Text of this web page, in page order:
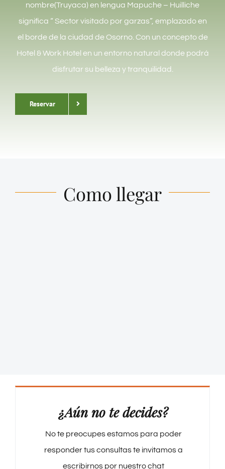
nombre(Truyaca) en lengua Mapuche – Huilliche
significa “ Sector visitado por garzas”, emplazado en
el borde de la ciudad de Osorno. Con un concepto de
Hotel & Work Hotel en un entorno natural donde podrá
disfrutar su belleza y tranquilidad.
Reservar
Como llegar
¿Aún no te decides?
No te preocupes estamos para poder
responder tus consultas te invitamos a
escribirnos por nuestro chat